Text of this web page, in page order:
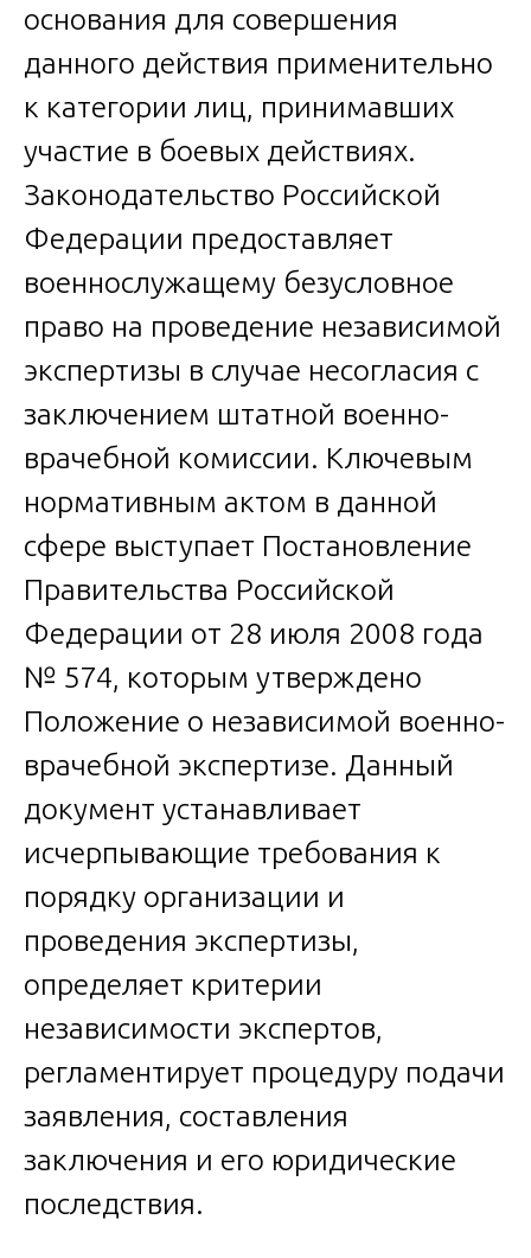
основания для совершения
данного действия применительно
к категории лиц, принимавших
участие в боевых действиях.
Законодательство Российской
Федерации предоставляет
военнослужащему безусловное
право на проведение независимой
экспертизы в случае несогласия с
заключением штатной военно-
врачебной комиссии. Ключевым
нормативным актом в данной
сфере выступает Постановление
Правительства Российской
Федерации от 28 июля 2008 года
№ 574, которым утверждено
Положение о независимой военно-
врачебной экспертизе. Данный
документ устанавливает
исчерпывающие требования к
порядку организации и
проведения экспертизы,
определяет критерии
независимости экспертов,
регламентирует процедуру подачи
заявления, составления
заключения и его юридические
последствия.